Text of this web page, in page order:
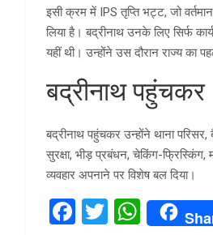
इसी क्रम में IPS तृप्ति भट्ट, जो
लिया है। बद्रीनाथ उनके लिए सिर्फ
यहीं थी। उन्होंने उस दौरान राज्य का
बद्रीनाथ पहुंचकर
बद्रीनाथ पहुंचकर उन्होंने थाना
सुरक्षा, भीड़ प्रबंधन, चेकिंग-फ्रिस्किंग,
व्यवहार अपनाने पर विशेष बल दिया।
F
T
W